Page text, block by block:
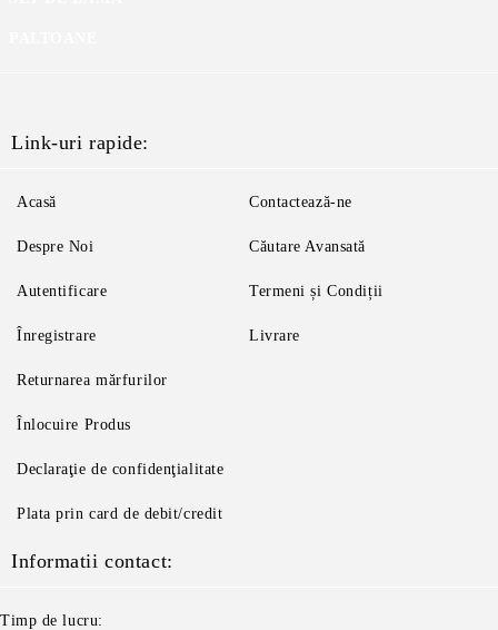
Link-uri rapide:
Acasă
Despre Noi
Autentificare
Înregistrare
Contactează-ne
Căutare Avansată
Termeni și Condiții
Livrare
Returnarea mărfurilor
Înlocuire Produs
Declaraţie de confidenţialitate
Plata prin card de debit/credit
Informatii contact:
Timp de lucru: